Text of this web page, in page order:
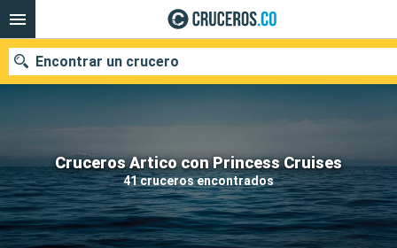
Cruceros Artico con Princess Cruises
41 cruceros encontrados
Encontrar un crucero
Fecha de salida
Buscar